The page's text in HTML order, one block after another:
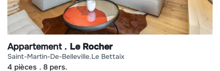
Appartement Le Rocher
saint-martin-de-belleville le bettaix
4 pièces 8 pers.